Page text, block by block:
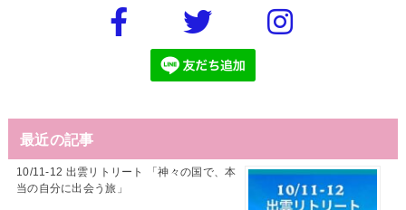
最近の記事
10/11-12 出雲リトリート 「神々の国で、本
当の自分に出会う旅」